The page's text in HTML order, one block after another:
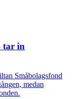
tar in
Småbolagsfond
medan